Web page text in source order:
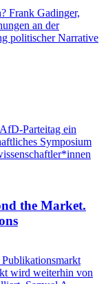
Frank Gadinger,
an der
politischer Narrative
Parteitag ein
Symposium
the Market.
wird weiterhin von